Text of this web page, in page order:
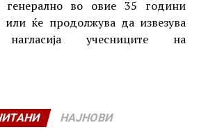
генерално во овие 35 години
или ќе продолжува да извезува
учесниците на
НАЈНОВИ